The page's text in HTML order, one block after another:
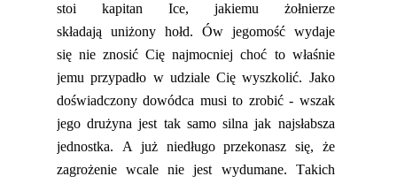
stoi kapitan Ice, jakiemu żołnierze
składają uniżonyhołd. Ów jegomośćwydaje
sięnie znosić Cięnajmocniej choć to właśnie
jemu przypadło w udziale Cię wyszkolić. Jako
doświadczony dowódca musi to zrobić - wszak
jego drużyna jest tak samo silna jak najsłabsza
jednostka. A już niedługo przekonasz się, że
zagrożenie wcale nie jest wydumane. Takich